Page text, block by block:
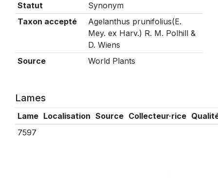
Statut
Synonym
Taxon accepté
Agelanthus prunifolius(E.
Mey. ex Harv.) R. M. Polhill &
D. Wiens
Source
World Plants
Lames
Lame Localisation Source Collecteur·rice
7597